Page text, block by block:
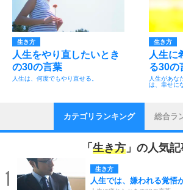
生き方
人生をやり直したいとき
の30の言葉
人生は、何度でもやり直せる。
生き方
人生に
る30の
人生があな
は、幸せに
カテゴリランキング 総合ラ
「 生き方 」の人気
1 生き方
人生では、嫌われる覚悟